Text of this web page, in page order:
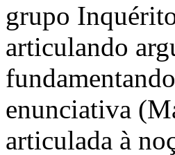
grupo
articulando
enunciativa
articulada à